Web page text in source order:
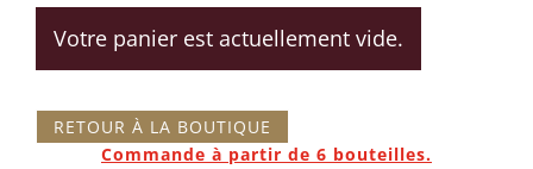
Votre panier est actuellement vide.
RETOUR À LA BOUTIQUE
Commande à partir de 6 bouteilles.